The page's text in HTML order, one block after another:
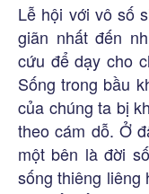
Lễ hội với vô số
giãn nhất đến
cứu để dạy cho
Sống trong bầu
của chúng ta bị
theo cám dỗ. Ở
một bên là đời
sống thiêng liêng